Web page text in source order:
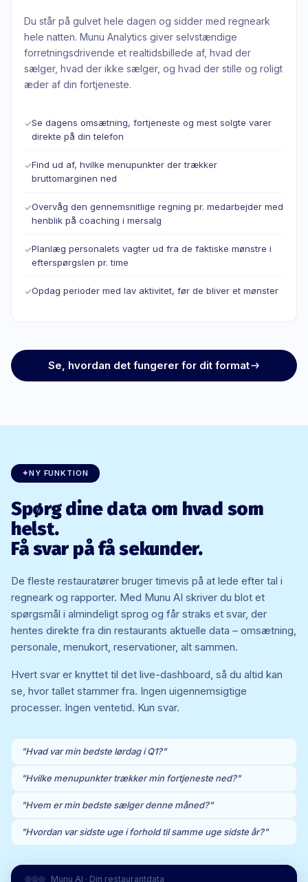
Du står på gulvet hele dagen og sidder med regneark
hele natten. Munu Analytics giver selvstændige
forretningsdrivende et realtidsbillede af, hvad der
sælger, hvad der ikke sælger, og hvad der stille og roligt
æder af din fortjeneste.
✓Se dagens omsætning, fortjeneste og mest solgte varer
direkte på din telefon
✓Find ud af, hvilke menupunkter der trækker
bruttomarginen ned
✓Overvåg den gennemsnitlige regning pr. medarbejder med
henblik på coaching i mersalg
✓Planlæg personalets vagter ud fra de faktiske mønstre i
efterspørgslen pr. time
✓Opdag perioder med lav aktivitet, før de bliver et mønster
Se, hvordan det fungerer for dit format
✦NY FUNKTION
Spørg dine data om hvad som
helst.
Få svar på få sekunder.
De fleste restauratører bruger timevis på at lede efter tal i
regneark og rapporter. Med Munu AI skriver du blot et
spørgsmål i almindeligt sprog og får straks et svar, der
hentes direkte fra din restaurants aktuelle data – omsætning,
personale, menukort, reservationer, alt sammen.
Hvert svar er knyttet til det live-dashboard, så du altid kan
se, hvor tallet stammer fra. Ingen uigennemsigtige
processer. Ingen ventetid. Kun svar.
"Hvad var min bedste lørdag i Q1?"
"Hvilke menupunkter trækker min fortjeneste ned?"
"Hvem er min bedste sælger denne måned?"
"Hvordan var sidste uge i forhold til samme uge sidste år?"
Munu AI · Din restaurantdata